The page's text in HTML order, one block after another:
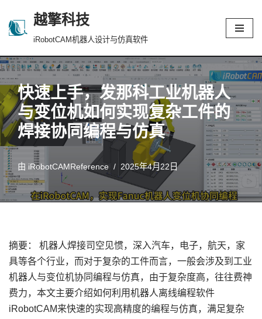
跳
正
文
越擎科技
iRobotCAM机器人设计与仿真软件
快速上手，发那科工业机器人
与变位机如何实现复杂工件的
焊接协同编程与仿真
由 iRobotCAMReference 2025年4月22日
摘要： 机器人焊接司空见惯，深入汽车，电子，航天，家
具等各个行业，而对于复杂的工件而言，一般会涉及到工业
机器人与变位机协同编程与仿真，由于复杂度高，往往费神
费力，本文主要介绍如何利用机器人离线编程软件
iRobotCAM来快速的实现高精度的编程与仿真，满足复杂